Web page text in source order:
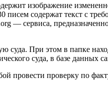
изображение
содержат текст с
— сервиса,
При этом в папке
суда, в базе данных
проверку по